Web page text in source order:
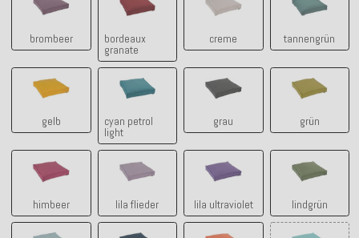
brombeer bordeaux
granate
creme tannengrün
gelb
gelb
cyan petrol
light
cyan petrol light
grau
grau
grün
grün
himbeer
himbeer
lila flieder
lila flieder
lila ultraviolet
lila ultraviolet
lindgrün
lindgrün
manzana navy-blau petrol